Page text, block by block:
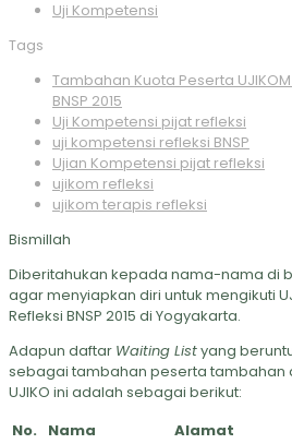
Uji Kompetensi
Tags
Tambahan Kuota Peserta
BNSP 2015
Uji Kompetensi pijat refleksi
uji kompetensi refleksi BNSP
Ujian Kompetensi pijat refleksi
ujikom refleksi
ujikom terapis refleksi
Bismillah
Diberitahukan kepada nama-nama di
agar menyiapkan diri untuk mengikuti
Refleksi BNSP 2015 di Yogyakarta.
Adapun daftar Waiting Listyang
sebagai tambahan peserta tambahan
UJIKO ini adalah sebagai berikut:
No.
Nama Alamat